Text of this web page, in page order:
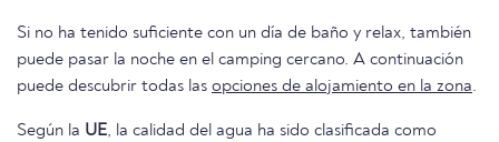
Si no ha tenido suficiente con un día de baño y relax, también
puede pasar la noche en el camping cercano. A continuación
puede descubrir todas las opciones de alojamiento en la zona.
Según la UE, la calidad del agua ha sido clasificada como